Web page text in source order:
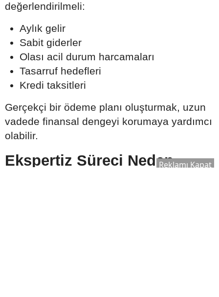
değerlendirilmeli:
Aylık gelir
Sabit giderler
Olası acil durum harcamaları
Tasarruf hedefleri
Kredi taksitleri
Gerçekçi bir ödeme planı oluşturmak, uzun
vadede finansal dengeyi korumaya yardımcı
olabilir.
Ekspertiz Süreci NedenReklamı Kapat